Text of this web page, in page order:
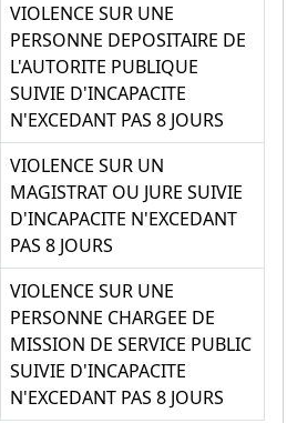
VIOLENCE SUR UNE
PERSONNE DEPOSITAIRE DE
L'AUTORITE PUBLIQUE
SUIVIE D'INCAPACITE
N'EXCEDANT PAS 8 JOURS
VIOLENCE SUR UN
MAGISTRAT OU JURE SUIVIE
D'INCAPACITE N'EXCEDANT
PAS 8 JOURS
VIOLENCE SUR UNE
PERSONNE CHARGEE DE
MISSION DE SERVICE PUBLIC
SUIVIE D'INCAPACITE
N'EXCEDANT PAS 8 JOURS